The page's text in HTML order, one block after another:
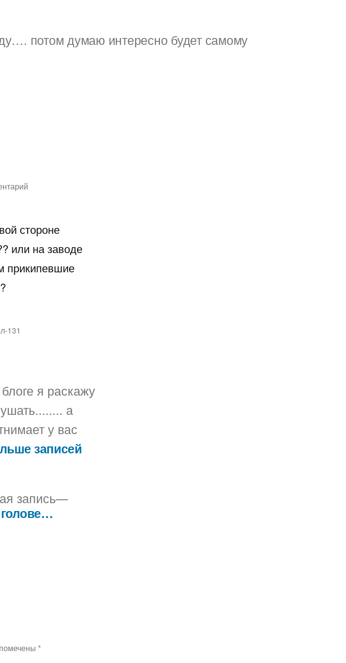
потом думаю интересно будет самому
к
стороне
или на заводе
прикипевшие
131
я раскажу
а
у вас
записей
запись
Следующая
*